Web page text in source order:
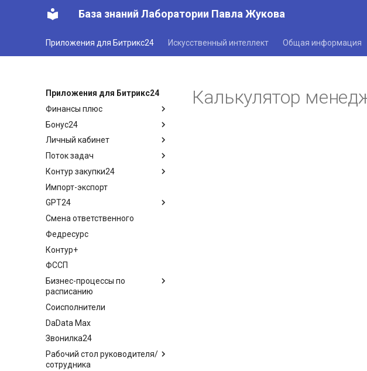
База знаний Лаборатории Павла Жукова
Приложения для Битрикс24 Искусственный интеллект Общая информация
Приложения для Битрикс24
Финансы плюс
Финансы плюс - обзор
Поступления
Расходы
Акты
План платежей (рассрочка)
Статистика продаж
Финансовые организации
ЦФО
Отчеты
Настройка приложения
API Финансы+
Часто задаваемые вопросы
Бонус24
Обзор приложения
Описание интерфейса
Меню настройки
Настройка бонусных планов
Примеры настроек бонусных
Личный кабинет
Обзор приложения
Режим клиента
Режим менеджера
Настройки
Интеграция с приложениями
Поток задач
Обзор приложения
Настройка приложения
Контур закупки24
Введение
Функции приложения
Настройки
Импорт-экспорт
GPT24
Введение
Настройки приложения
Примеры использования
Смена ответственного
Федресурс
Контур+
ФССП
Бизнес-процессы по
расписанию
Обзор приложения
Настройка приложения
Соисполнители
DaData Max
Звонилка24
Рабочий стол руководителя/
сотрудника
Калькулятор